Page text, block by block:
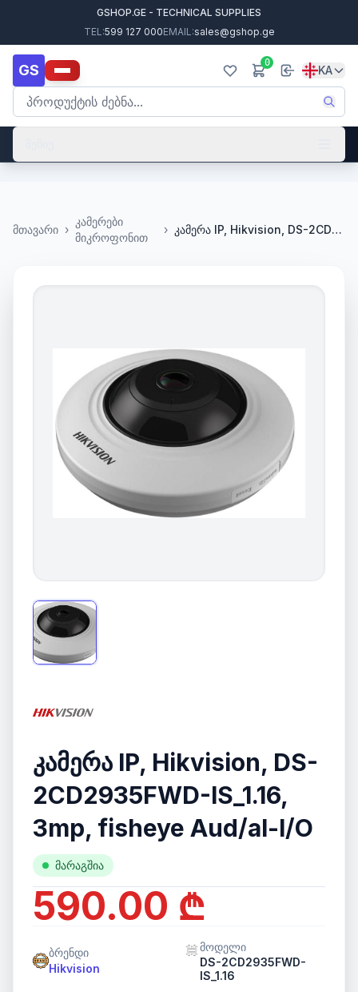
GSHOP.GE - TECHNICAL SUPPLIES
TEL:599 127 000EMAIL:sales@gshop.ge
GS 0
KA
მთავარი ›
კამერები
მიკროფონით
› კამერა IP, Hikvision, DS-2CD2935FWD-IS_1.16, 3mp, fisheye Aud/al-I/O
კამერა IP, Hikvision, DS-
2CD2935FWD-IS_1.16,
3mp, fisheye Aud/al-I/O
მარაგშია
590.00 ₾
ბრენდი
Hikvision
მოდელი
DS-2CD2935FWD-
IS_1.16